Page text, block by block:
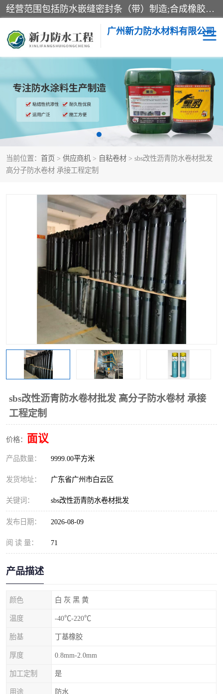
经营范围包括防水嵌缝密封条（带）制造;合成橡胶制造（监控化学品、危险化学品除外）;沥青混合物制造;防水胶粘带制造;其他合成材料制造（监控化学品、危险化学品除外）;涂料制造（监控化学品、危险化学品除外）;建筑结构防水补漏;防水建筑材料制造;粘合剂制造（监控化学品、危险化学品除外）;涂料零售;广州新力防水材料有限公司具有1处分支机构。
广州新力防水材料有限公司
当前位置： 首页 > 供应商机 > 自粘卷材 > sbs改性沥青防水卷材批发
高分子防水卷材 承接工程定制
sbs改性沥青防水卷材批发 高分子防水卷材 承接
工程定制
价格： 面议
产品数量： 9999.00平方米
发货地址： 广东省广州市白云区
关键词： sbs改性沥青防水卷材批发
发布日期： 2026-08-09
阅 读 量： 71
产品描述
颜色 白 灰 黑 黄
温度 -40℃-220℃
胎基 丁基橡胶
厚度 0.8mm-2.0mm
加工定制 是
用途 防水
黑豹防水胶 建筑108胶水
乳化沥青防水涂料 自粘卷材
非固化橡胶防水涂料